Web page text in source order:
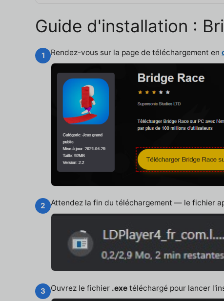
Guide d'installation :
1 Rendez-vous sur la page de téléchargement en
2 Attendez la fin du téléchargement — le fichier
3 Ouvrez le fichier .exe téléchargé pour lancer